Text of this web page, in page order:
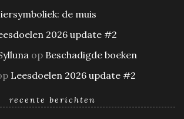
de muis
2026 update #2
op Beschadigde boeken
Leesdoelen 2026 update #2
recente berichten